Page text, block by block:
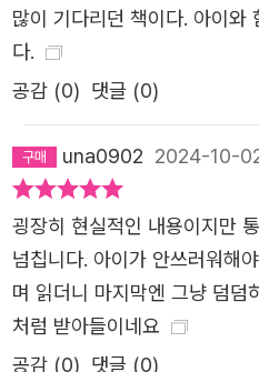
트를 작동시킬 때면 모두 나를
어려움은 휠체어 탓이 아니라,
들어진 세상의 많은 것들 때문
어떤 상황에 있든 모두 편한
문 90~91쪽 중에서 휠체어를 탄 초등학생 눈에 비친 세상,
그리고 장애인으로 산다는 것 이 책은 널리 알려진 유튜브
채널 ‘굴러라 구르님’을 운영하
작가는 이 책에서 자신과 똑같
4학년 ‘나’가 되어 휠체어를
대해 이야기해요. 바로 어린 시
요. 조금 다른 점이 있다면, 어린 시절의 ‘김지우’보다 글 속
많이 기다리던 책이다. 아이와
다.
공감 (0) 댓글 (0)
una0902 2024-10-
굉장히 현실적인 내용이지만
넘칩니다. 아이가 안쓰러워해
며 읽더니 마지막엔 그냥 덤덤
처럼 받아들이네요
공감 (0) 댓글 (0)